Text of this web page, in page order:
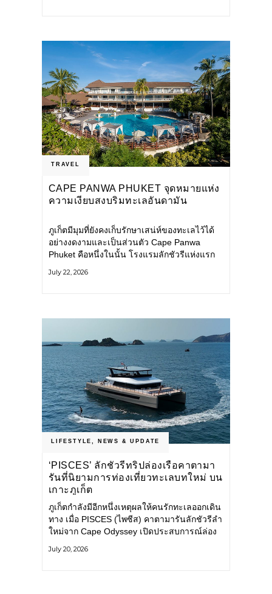
TRAVEL
CAPE PANWA PHUKET จุดหมายแห่ง
ความเงียบสงบริมทะเลอันดามัน
ภูเก็ตมีมุมที่ยังคงเก็บรักษาเสน่ห์ของทะเลไว้ได้
อย่างงดงามและเป็นส่วนตัว Cape Panwa
Phuket คือหนึ่งในนั้น โรงแรมลักชัวรีแห่งแรก
แหลมพันวา ทางตะวันออกเฉียงใต้ของเกาะ
July 22, 2026
LIFESTYLE, NEWS & UPDATE
‘PISCES’ ลักชัวรีทริปล่องเรือคาตามา
รันที่นิยามการท่องเที่ยวทะเลบทใหม่ บน
เกาะภูเก็ต
ภูเก็ตกำลังมีอีกหนึ่งเหตุผลให้คนรักทะเลออกเดิน
ทาง เมื่อ PISCES (ไพซีส) คาตามารันลักชัวรีลำ
ใหม่จาก Cape Odyssey เปิดประสบการณ์ล่อง
ไป ผสานความสะดวกสบายแบบโรงแรมระดับ
July 20, 2026